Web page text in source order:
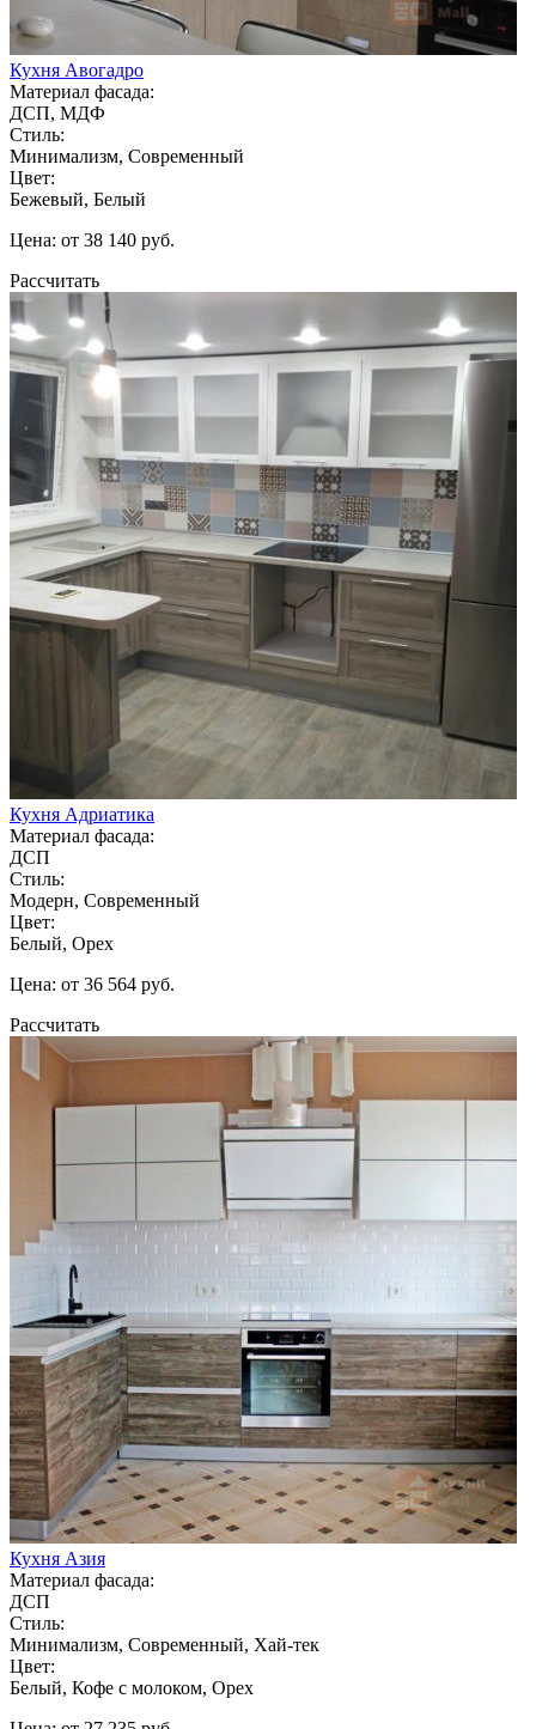
Кухня Авогадро
Материал фасада:
ДСП, МДФ
Стиль:
Минимализм, Современный
Цвет:
Бежевый, Белый
Цена: от 38 140 руб.
Рассчитать
Кухня Адриатика
Материал фасада:
ДСП
Стиль:
Модерн, Современный
Цвет:
Белый, Орех
Цена: от 36 564 руб.
Рассчитать
Кухня Азия
Материал фасада:
ДСП
Стиль:
Минимализм, Современный, Хай-тек
Цвет:
Белый, Кофе с молоком, Орех